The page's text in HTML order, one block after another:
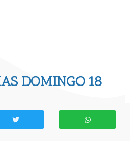
DOMINGO 18